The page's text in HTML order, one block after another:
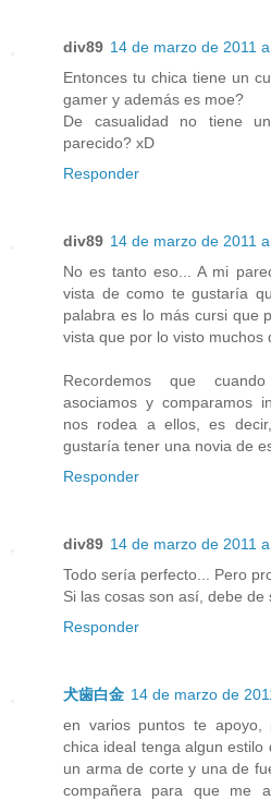
div89 14 de marzo de 2011
Entonces tu chica tiene un
gamer y además es moe?
De casualidad no tiene
parecido? xD
Responder
div89 14 de marzo de 2011
No es tanto eso... A mi
vista de como te gustaría
palabra es lo más cursi que
vista que por lo visto muchos
Recordemos que
asociamos y comparamos
nos rodea a ellos, es
gustaría tener una novia de
Responder
div89 14 de marzo de 2011
Todo sería perfecto... Pero
Si las cosas son así, debe de
Responder
犬歯白金 14 de marzo de
en varios puntos te
chica ideal tenga algun
un arma de corte y una de
compañera para que me